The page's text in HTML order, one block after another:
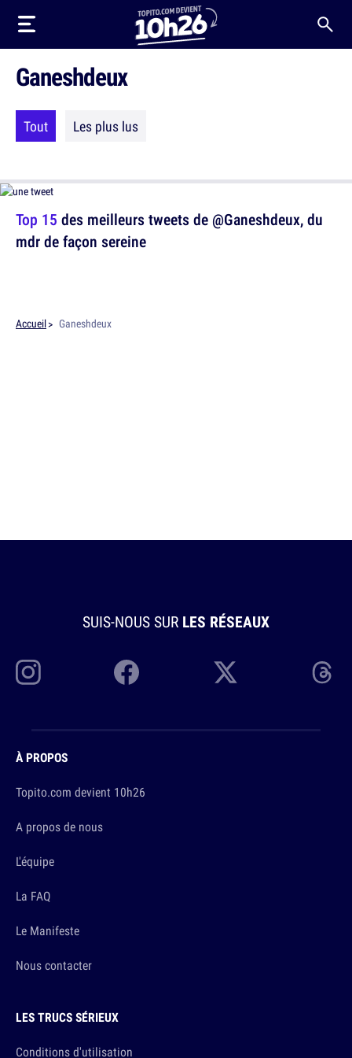
Ganeshdeux
Tout Les plus lus
Top 15 des meilleurs tweets de @Ganeshdeux, du
mdr de façon sereine
Accueil Ganeshdeux
SUIS-NOUS SUR LES RÉSEAUX
À PROPOS
Topito.com devient 10h26
A propos de nous
L'équipe
La FAQ
Le Manifeste
Nous contacter
LES TRUCS SÉRIEUX
Conditions d'utilisation